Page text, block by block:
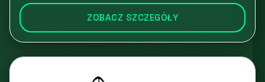
ZOBACZ SZCZEGÓŁY